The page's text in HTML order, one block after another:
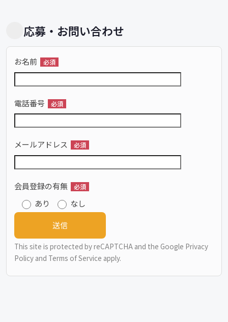
応募・お問い合わせ
お名前 必須
電話番号 必須
メールアドレス 必須
会員登録の有無 必須
あり なし
This site is protected by reCAPTCHA and the Google Privacy
Policy and Terms of Service apply.